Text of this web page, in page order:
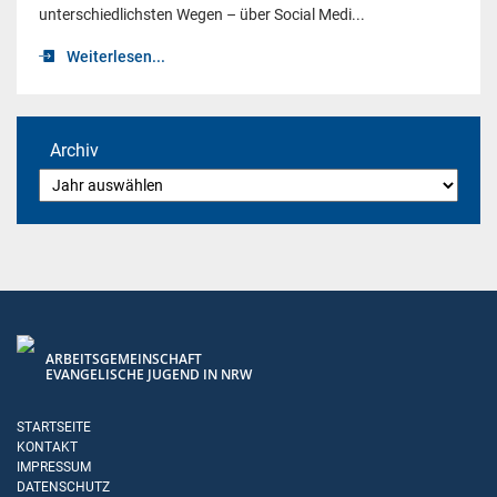
unterschiedlichsten Wegen – über Social Medi...
Weiterlesen...
Archiv
ARBEITSGEMEINSCHAFT
EVANGELISCHE JUGEND IN NRW
STARTSEITE
KONTAKT
IMPRESSUM
DATENSCHUTZ